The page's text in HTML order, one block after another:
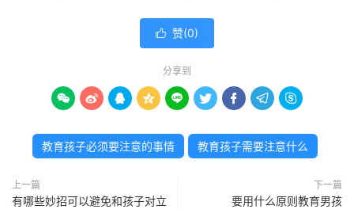
 赞(0)
分享到
        
教育孩子必须要注意的事情 教育孩子需要注意什么
上一篇
有哪些妙招可以避免和孩子对立
下一篇
要用什么原则教育男孩